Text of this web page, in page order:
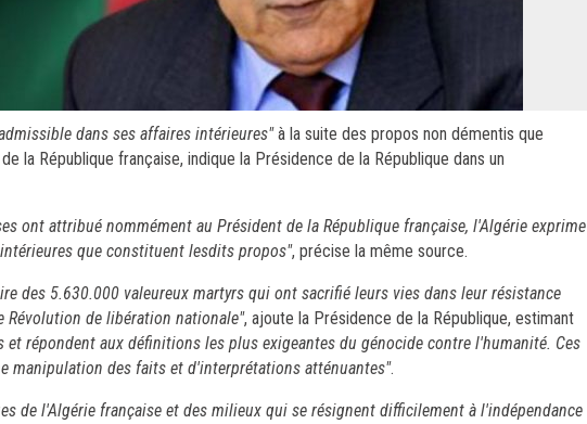
dans ses affaires intérieures"à la suite des propos non démentis que
la République française, indique la Présidence de la République dans un
ont attribué nommément au Président de la République française, l'Algérie exprime
que constituent lesdits propos", précise la même source.
des 5.630.000 valeureux martyrs qui ont sacrifié leurs vies dans leur résistance
Révolution de libération nationale", ajoute la Présidence de la République, estimant
répondent aux définitions les plus exigeantes du génocide contre l'humanité. Ces
manipulation des faits et d'interprétations atténuantes".
de l'Algérie française et des milieux qui se résignent difficilement à l'indépendance